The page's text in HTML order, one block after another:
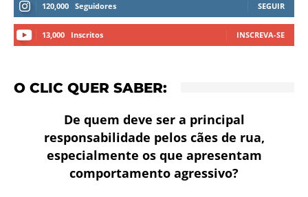
120,000 Seguidores SEGUIR
13,000 Inscritos INSCREVA-SE
O CLIC QUER SABER:
De quem deve ser a principal
responsabilidade pelos cães de rua,
especialmente os que apresentam
comportamento agressivo?